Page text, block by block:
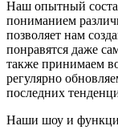
Наш опытный
пониманием
позволяет нам
понравятся даже
также принимаем
регулярно
последних
Наши шоу и